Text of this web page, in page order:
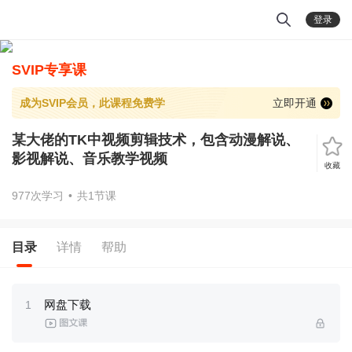
登录
SVIP专享课
成为SVIP会员，此课程免费学 立即开通
某大佬的TK中视频剪辑技术，包含动漫解说、
影视解说、音乐教学视频
977次学习 • 共1节课
收藏
目录 详情 帮助
1 网盘下载